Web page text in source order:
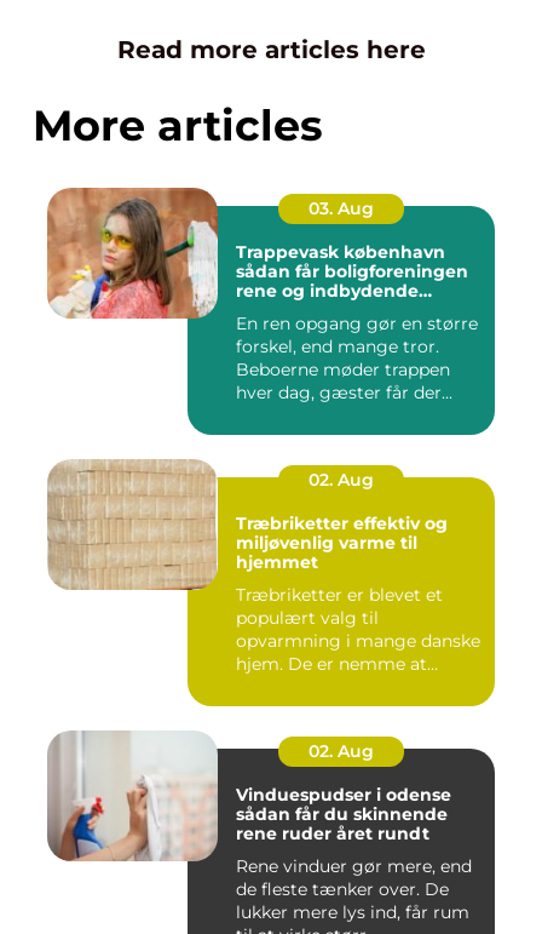
Read more articles here
More articles
03. Aug
Trappevask københavn
sådan får boligforeningen
rene og indbydende
En ren opgang gør en større
forskel, end mange tror.
Beboerne møder trappen
hver dag, gæster får der...
02. Aug
Træbriketter effektiv og
miljøvenlig varme til
hjemmet
Træbriketter er blevet et
populært valg til
opvarmning i mange danske
hjem. De er nemme at
02. Aug
Vinduespudser i odense
sådan får du skinnende
rene ruder året rundt
Rene vinduer gør mere, end
de fleste tænker over. De
lukker mere lys ind, får rum